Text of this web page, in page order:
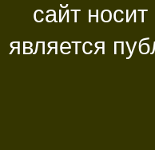
сайт
является